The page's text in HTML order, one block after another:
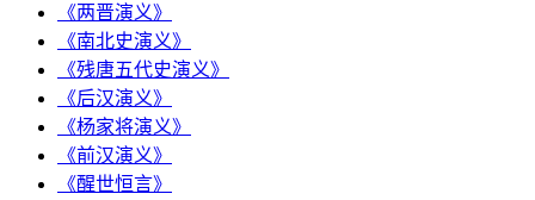
《两晋演义》
《南北史演义》
《残唐五代史演义》
《后汉演义》
《杨家将演义》
《前汉演义》
《醒世恒言》